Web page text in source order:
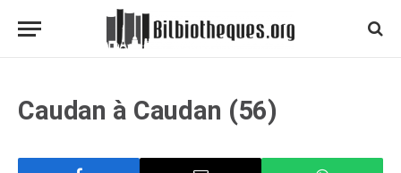
Caudan à Caudan (56)